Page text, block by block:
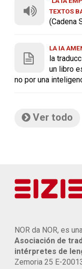
TEXTOS
(Cadena
LA IA
la
un libro
no por una
Ver todo
NOR da NOR, es
Asociación de
intérpretes de
Zemoria 25 E-